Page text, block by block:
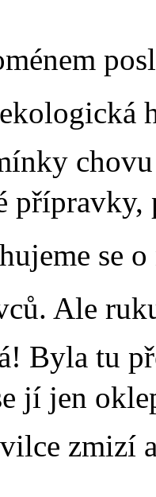
přípravky,
se
Ale
Byla tu
jí jen
zmizí